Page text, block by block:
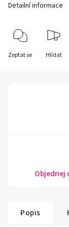
Detailní informace
Zeptat se Hlídat
Objednej
Popis